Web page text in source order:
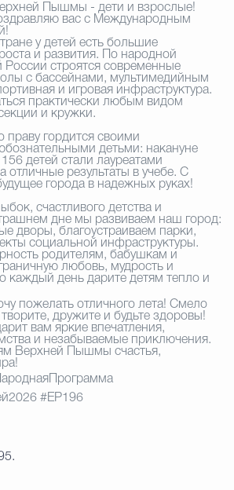
Гостям Городского
Общественная
Градостроительство и
Государственные организации
Пышмы - дети и взрослые!
вас с Международным
у детей есть большие
и развития. По народной
России строятся современные
с бассейнами, мультимедийным
и игровая инфраструктура.
практически любым видом
и кружки.
гордится своими
детьми: накануне
детей стали лауреатами
отличные результаты в учебе. С
города в надежных руках!
счастливого детства и
дне мы развиваем наш город:
дворы, благоустраиваем парки,
социальной инфраструктуры.
родителям, бабушкам и
любовь, мудрость и
каждый день дарите детям тепло и
пожелать отличного лета! Смело
творите, дружите и будьте здоровы!
вам яркие впечатления,
и незабываемые приключения.
Верхней Пышмы счастья,
#ЕР196